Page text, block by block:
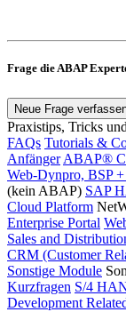
Frage die ABAP
Neue Frage
Praxistips, Tricks
FAQs Tutorials &
Anfänger ABAP®
Web-Dynpro, BSP
(kein ABAP) SAP
Cloud Platform
Enterprise Portal
Sales and
CRM (Customer
Sonstige Module
Kurzfragen S/4
Development